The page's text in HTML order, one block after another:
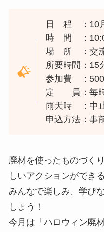
日 程 ：10月
時 間 ：
場 所 ：交流
所要時間：15
参加費 ：500
定 員：毎時
雨天時 ：中
申込方法：事
廃材を使ったものづく
しいアクションができ
みんなで楽しみ、学び
しょう！
今月は「ハロウィン廃